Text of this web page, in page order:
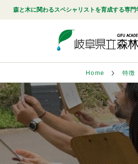
森と木に関わるスペシャリストを育成する専門
Home 特徴